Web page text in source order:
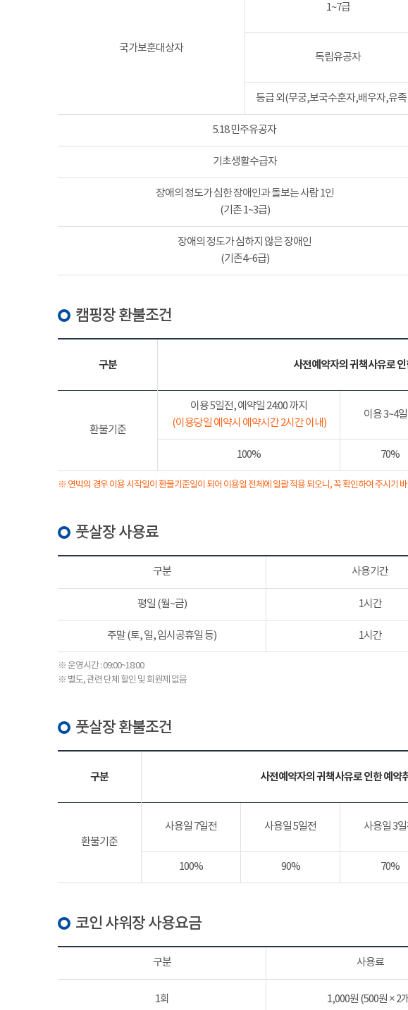
국가보훈대상자
1~7급
독립유공자
등급 외(무궁,보국수훈자,배우자,유족
5.18 민주유공자
기초생활수급자
장애의 정도가 심한 장애인과 돌보는 사람 1인
(기존 1~3급)
장애의 정도가 심하지 않은 장애인
(기존4~6급)
캠핑장 환불조건
구분 사전예약자의 귀책사유로
환불기준
이용 5일전, 예약일 24:00 까지
(이용당일 예약시 예약시간 2시간 이내)
이용 3~4
100% 70%
※ 연박의 경우 이용 시작일이 환불기준일이 되어 이용일 전체에 일괄 적용 되오니, 꼭 확인하여 주시기
풋살장 사용료
구분 사용기간
평일 (월~금) 1시간
주말 (토, 일, 임시공휴일 등) 1시간
※ 운영시간 : 09:00~18:00
※ 별도, 관련 단체 할인 및 회원제 없음
풋살장 환불조건
구분 사전예약자의 귀책사유로 인한 예약
환불기준
사용일 7일전 사용일 5일전 사용일 3
100% 90% 70%
코인 샤워장 사용요금
구분 사용료
1회 1,000원 (500원 × 2